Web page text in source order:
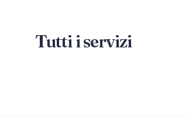
Tutti i servizi